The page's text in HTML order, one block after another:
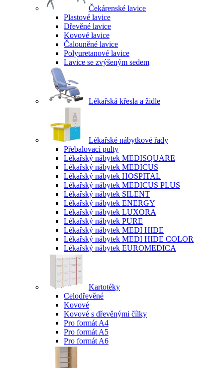
Čekárenské lavice
Plastové lavice
Dřevěné lavice
Kovové lavice
Čalouněné lavice
Polyuretanové lavice
Lavice se zvýšeným sedem
Lékařská křesla a židle
Lékařské nábytkové řady
Přebalovací pulty
Lékařský nábytek MEDISQUARE
Lékařský nábytek MEDICUS
Lékařský nábytek HOSPITAL
Lékařský nábytek MEDICUS PLUS
Lékařský nábytek SILENT
Lékařský nábytek ENERGY
Lékařský nábytek LUXORA
Lékařský nábytek PURE
Lékařský nábytek MEDI HIDE
Lékařský nábytek MEDI HIDE COLOR
Lékařský nábytek EUROMEDICA
Kartotéky
Celodřevěné
Kovové
Kovové s dřevěnými čílky
Pro formát A4
Pro formát A5
Pro formát A6